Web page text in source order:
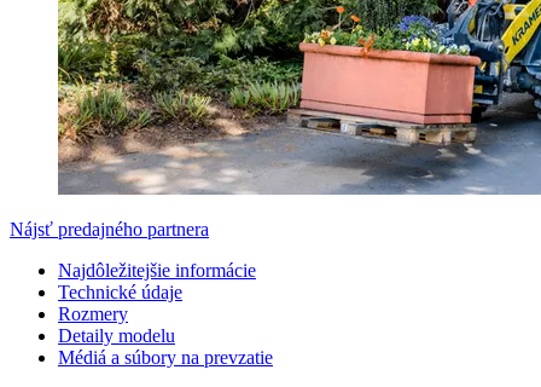
Nájsť predajného partnera
Najdôležitejšie informácie
Technické údaje
Rozmery
Detaily modelu
Médiá a súbory na prevzatie